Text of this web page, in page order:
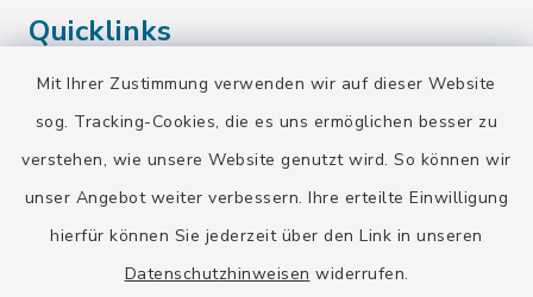
Mit Ihrer Zustimmung verwenden wir auf dieser Website
sog. Tracking-Cookies, die es uns ermöglichen besser zu
verstehen, wie unsere Website genutzt wird. So können wir
unser Angebot weiter verbessern. Ihre erteilte Einwilligung
hierfür können Sie jederzeit über den Link in unseren
Datenschutzhinweisen widerrufen.
Quicklinks
Landratsamt Bad Tölz-Wolfratshausen
BayernPortal